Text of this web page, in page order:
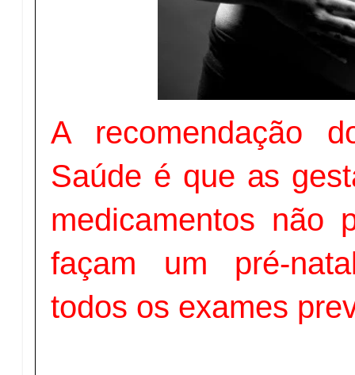
A recomendação
Saúde é que as
medicamentos não
façam um pré-
todos os exames